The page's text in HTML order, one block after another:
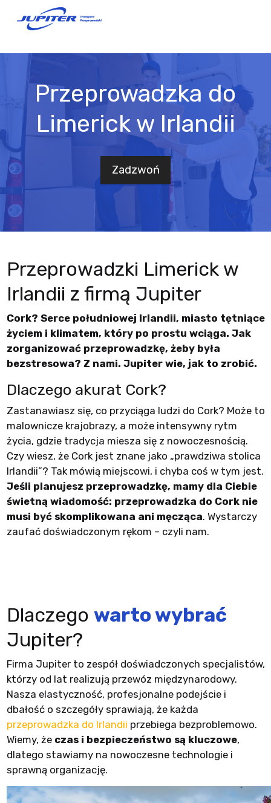
Przeprowadzka do
Limerick w Irlandii
Zadzwoń
Przeprowadzki Limerick w
Irlandii z firmą Jupiter
Cork? Serce południowej Irlandii, miasto tętniące
życiem i klimatem, który po prostu wciąga. Jak
zorganizować przeprowadzkę, żeby była
bezstresowa? Z nami. Jupiter wie, jak to zrobić.
Dlaczego akurat Cork?
Zastanawiasz się, co przyciąga ludzi do Cork? Może to
malownicze krajobrazy, a może intensywny rytm
życia, gdzie tradycja miesza się z nowoczesnością.
Czy wiesz, że Cork jest znane jako „prawdziwa stolica
Irlandii”? Tak mówią miejscowi, i chyba coś w tym jest.
Jeśli planujesz przeprowadzkę, mamy dla Ciebie
świetną wiadomość: przeprowadzka do Cork nie
musi być skomplikowana ani męcząca. Wystarczy
zaufać doświadczonym rękom – czyli nam.
Dlaczego warto wybrać
Jupiter?
Firma Jupiter to zespół doświadczonych specjalistów,
którzy od lat realizują przewóz międzynarodowy.
Nasza elastyczność, profesjonalne podejście i
dbałość o szczegóły sprawiają, że każda
przeprowadzka do Irlandii przebiega bezproblemowo.
Wiemy, że czas i bezpieczeństwo są kluczowe,
dlatego stawiamy na nowoczesne technologie i
sprawną organizację.